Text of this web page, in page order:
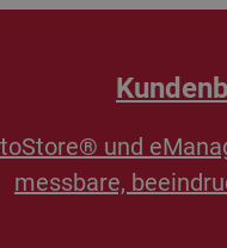
und
messbare,